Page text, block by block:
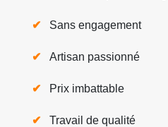
Sans engagement
Artisan passionné
Prix imbattable
Travail de qualité